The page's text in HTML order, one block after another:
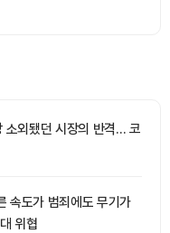
소외됐던 시장의 반격… 코
속도가 범죄에도 무기가
위협